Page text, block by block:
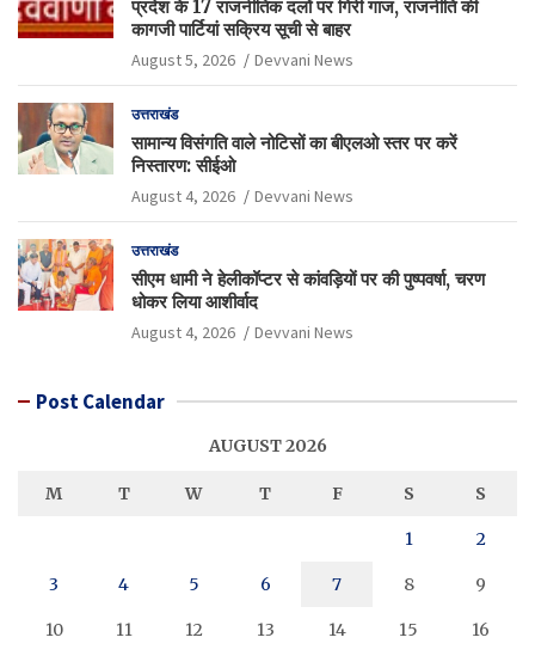
प्रदेश के 17 राजनीतिक दलों पर गिरी गाज, राजनीति की
कागजी पार्टियां सक्रिय सूची से बाहर
August 5, 2026 Devvani News
उत्तराखंड
सामान्य विसंगति वाले नोटिसों का बीएलओ स्तर पर करें
निस्तारण: सीईओ
August 4, 2026 Devvani News
उत्तराखंड
सीएम धामी ने हेलीकॉप्टर से कांवड़ियों पर की पुष्पवर्षा, चरण
धोकर लिया आशीर्वाद
August 4, 2026 Devvani News
Post Calendar
AUGUST 2026
M T W T F S S
1 2
3 4 5 6 7 8 9
10 11 12 13 14 15 16